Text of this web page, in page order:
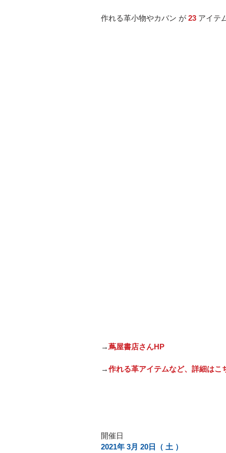
作れる革小物やカバン が 23 アイテ
→蔦屋書店さんHP
→作れる革アイテムなど、詳細はこ
開催日
2021年 3月 20日（ 土 ）